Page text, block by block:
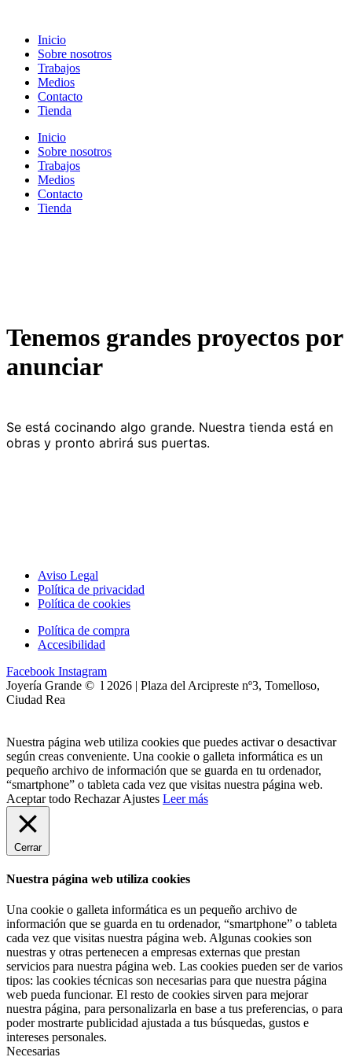
contenido
Inicio
Sobre nosotros
Trabajos
Medios
Contacto
Tienda
Inicio
Sobre nosotros
Trabajos
Medios
Contacto
Tienda
Tenemos grandes proyectos por
anunciar
Se está cocinando algo grande. Nuestra tienda está en
obras y pronto abrirá sus puertas.
Aviso Legal
Política de privacidad
Política de cookies
Política de compra
Accesibilidad
Facebook Instagram
Joyería Grande © l 2026 | Plaza del Arcipreste nº3, Tomelloso,
Ciudad Rea
Nuestra página web utiliza cookies que puedes activar o desactivar
según creas conveniente. Una cookie o galleta informática es un
pequeño archivo de información que se guarda en tu ordenador,
“smartphone” o tableta cada vez que visitas nuestra página web.
Aceptar todo Rechazar Ajustes Leer más
Cerrar
Nuestra página web utiliza cookies
Una cookie o galleta informática es un pequeño archivo de
información que se guarda en tu ordenador, “smartphone” o tableta
cada vez que visitas nuestra página web. Algunas cookies son
nuestras y otras pertenecen a empresas externas que prestan
servicios para nuestra página web. Las cookies pueden ser de varios
tipos: las cookies técnicas son necesarias para que nuestra página
web pueda funcionar. El resto de cookies sirven para mejorar
nuestra página, para personalizarla en base a tus preferencias, o para
poder mostrarte publicidad ajustada a tus búsquedas, gustos e
intereses personales.
Necesarias